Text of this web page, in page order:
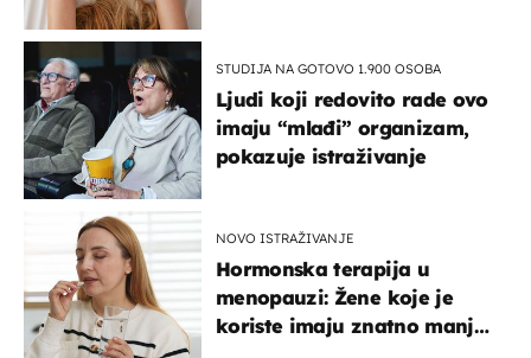
STUDIJA NA GOTOVO 1.900 OSOBA
Ljudi koji redovito rade ovo
imaju “mlađi” organizam,
pokazuje istraživanje
NOVO ISTRAŽIVANJE
Hormonska terapija u
menopauzi: Žene koje je
koriste imaju znatno manji